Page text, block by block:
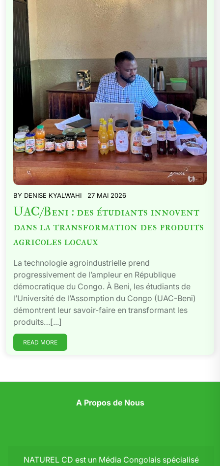
BY DENISE KYALWAHI 27 MAI 2026
UAC/Beni : des étudiants innovent
dans la transformation des produits
agricoles locaux
La technologie agroindustrielle prend
progressivement de l’ampleur en République
démocratique du Congo. À Beni, les étudiants de
l’Université de l’Assomption du Congo (UAC-Beni)
démontrent leur savoir-faire en transformant les
produits…[...]
READ MORE
A Propos de Nous
NATUREL CD est un Média Congolais spécialisé